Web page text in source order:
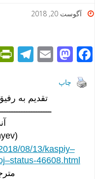
آگوست 20, 2018
F
e
k
M
o
E
T
gr
a
m
چاپ
تقدیم به
(
08/13/kaspiy–
–status-46608.html